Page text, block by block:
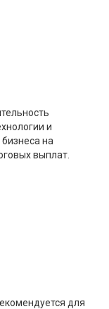
и
на
выплат.
для